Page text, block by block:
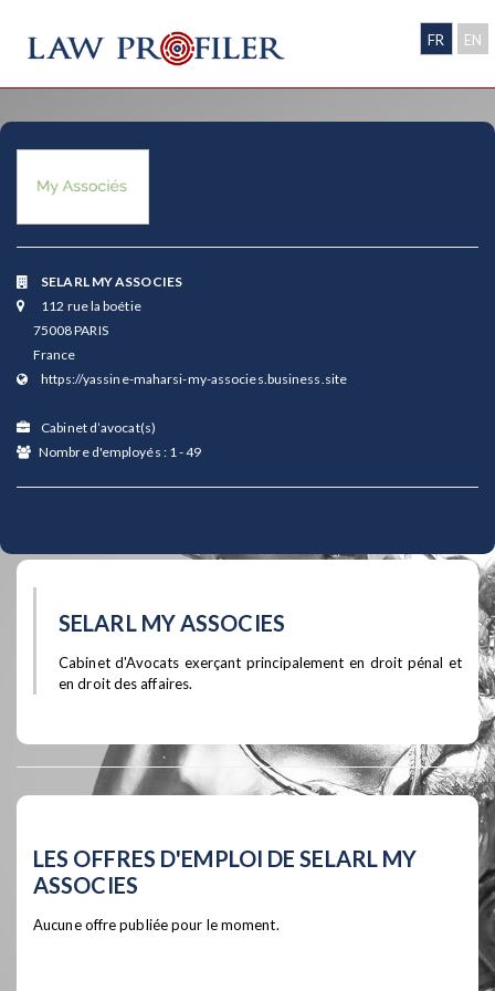
FR EN
SELARL MY ASSOCIES
112 rue la boétie
75008 PARIS
France
https://yassine-maharsi-my-associes.business.site
Cabinet d’avocat(s)
Nombre d'employés : 1 - 49
SELARL MY ASSOCIES
Cabinet d'Avocats exerçant principalement en droit pénal et
en droit des affaires.
LES OFFRES D'EMPLOI DE SELARL MY
ASSOCIES
Aucune offre publiée pour le moment.